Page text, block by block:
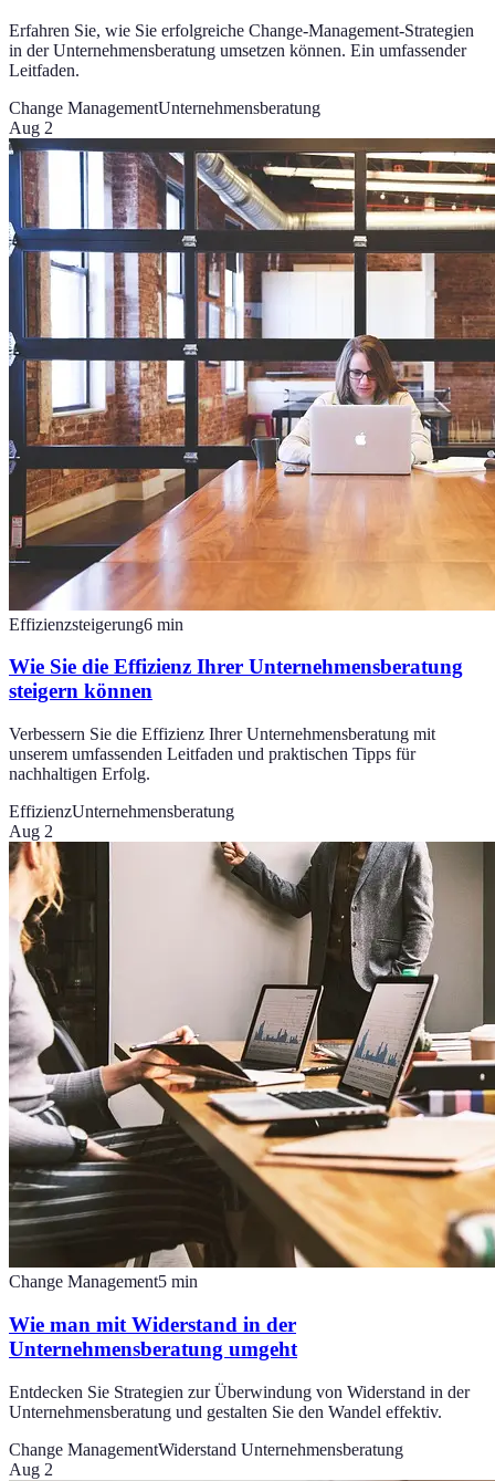
Erfahren Sie, wie Sie erfolgreiche Change-Management-Strategien
in der Unternehmensberatung umsetzen können. Ein umfassender
Leitfaden.
Change ManagementUnternehmensberatung
Aug 2
Effizienzsteigerung6 min
Wie Sie die Effizienz Ihrer Unternehmensberatung
steigern können
Verbessern Sie die Effizienz Ihrer Unternehmensberatung mit
unserem umfassenden Leitfaden und praktischen Tipps für
nachhaltigen Erfolg.
EffizienzUnternehmensberatung
Aug 2
Change Management5 min
Wie man mit Widerstand in der
Unternehmensberatung umgeht
Entdecken Sie Strategien zur Überwindung von Widerstand in der
Unternehmensberatung und gestalten Sie den Wandel effektiv.
Change ManagementWiderstand Unternehmensberatung
Aug 2